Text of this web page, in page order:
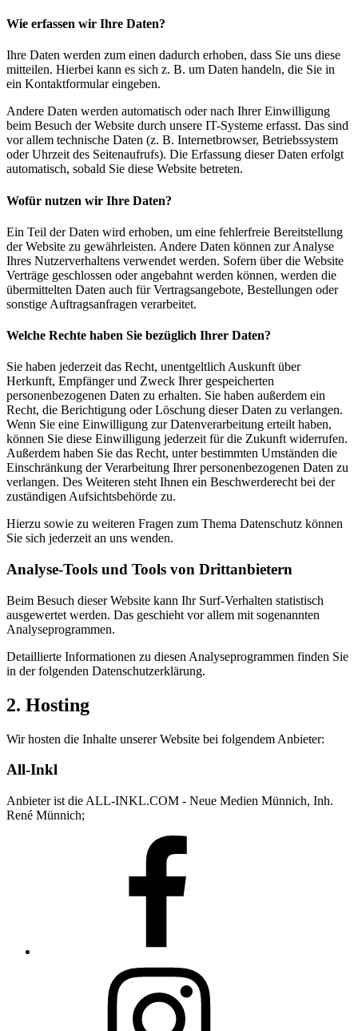
Wie erfassen wir Ihre Daten?
Ihre Daten werden zum einen dadurch erhoben, dass Sie uns diese
mitteilen. Hierbei kann es sich z. B. um Daten handeln, die Sie in
ein Kontaktformular eingeben.
Andere Daten werden automatisch oder nach Ihrer Einwilligung
beim Besuch der Website durch unsere IT-Systeme erfasst. Das sind
vor allem technische Daten (z. B. Internetbrowser, Betriebssystem
oder Uhrzeit des Seitenaufrufs). Die Erfassung dieser Daten erfolgt
automatisch, sobald Sie diese Website betreten.
Wofür nutzen wir Ihre Daten?
Ein Teil der Daten wird erhoben, um eine fehlerfreie Bereitstellung
der Website zu gewährleisten. Andere Daten können zur Analyse
Ihres Nutzerverhaltens verwendet werden. Sofern über die Website
Verträge geschlossen oder angebahnt werden können, werden die
übermittelten Daten auch für Vertragsangebote, Bestellungen oder
sonstige Auftragsanfragen verarbeitet.
Welche Rechte haben Sie bezüglich Ihrer Daten?
Sie haben jederzeit das Recht, unentgeltlich Auskunft über
Herkunft, Empfänger und Zweck Ihrer gespeicherten
personenbezogenen Daten zu erhalten. Sie haben außerdem ein
Recht, die Berichtigung oder Löschung dieser Daten zu verlangen.
Wenn Sie eine Einwilligung zur Datenverarbeitung erteilt haben,
können Sie diese Einwilligung jederzeit für die Zukunft widerrufen.
Außerdem haben Sie das Recht, unter bestimmten Umständen die
Einschränkung der Verarbeitung Ihrer personenbezogenen Daten zu
verlangen. Des Weiteren steht Ihnen ein Beschwerderecht bei der
zuständigen Aufsichtsbehörde zu.
Hierzu sowie zu weiteren Fragen zum Thema Datenschutz können
Sie sich jederzeit an uns wenden.
Analyse-Tools und Tools von Dritt­anbietern
Beim Besuch dieser Website kann Ihr Surf-Verhalten statistisch
ausgewertet werden. Das geschieht vor allem mit sogenannten
Analyseprogrammen.
Detaillierte Informationen zu diesen Analyseprogrammen finden Sie
in der folgenden Datenschutzerklärung.
2. Hosting
Wir hosten die Inhalte unserer Website bei folgendem Anbieter:
All-Inkl
Anbieter ist die ALL-INKL.COM - Neue Medien Münnich, Inh.
René Münnich;